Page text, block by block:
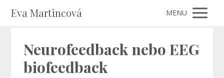
Eva Martincová MENU
Neurofeedback nebo EEG
biofeedback